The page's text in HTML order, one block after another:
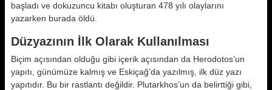
başladı ve dokuzuncu kitabı oluşturan 478 yılı olaylarını
yazarken burada öldü.
Düzyazının İlk Olarak Kullanılması
Biçim açısından olduğu gibi içerik açısından da Herodotos’un
yapıtı, günümüze kalmış ve Eskiçağ’da yazılmış, ilk düz yazı
yapıtıdır. Bu bir rastlantı değildir. Plutarkhos’un da belirttiği gibi,